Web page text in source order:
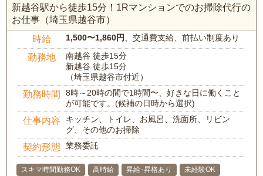
新越谷駅から徒歩15分！1Rマンションでのお掃除代行の
お仕事（埼玉県越谷市）
時給 1,500〜1,860円、交通費支給、前払い制度あり
勤務地
南越谷 徒歩15分
新越谷 徒歩15分
（埼玉県越谷市付近）
勤務時間
8時～20時の間で1時間〜、好きな日に働くこと
が可能です。(候補の日時から選択)
仕事内容
キッチン、トイレ、お風呂、洗面所、リビン
グ、その他のお掃除
契約形態 業務委託
スキマ時間勤務OK 高時給 昇給･昇格あり 未経験OK